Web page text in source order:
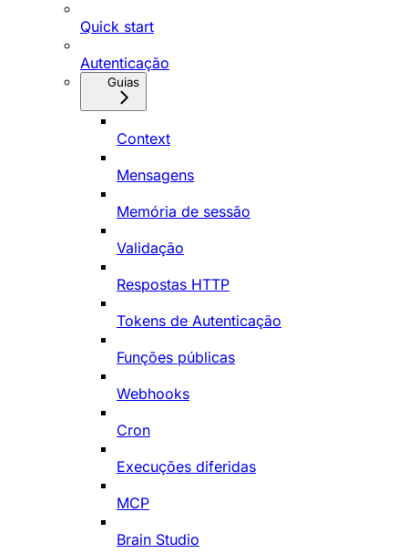
Quick start
Autenticação
Guias
Context
Mensagens
Memória de sessão
Validação
Respostas HTTP
Tokens de Autenticação
Funções públicas
Webhooks
Cron
Execuções diferidas
MCP
Brain Studio